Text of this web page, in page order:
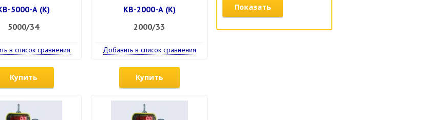
Показать
5000-А (К)
5000/34
в список сравнения
Купить
КВ-2000-А (К)
2000/33
Добавить в список сравнения
Купить